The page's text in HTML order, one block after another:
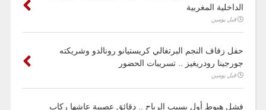
الداخلية المغربية
قبل يومين
حفل زفاف النجم البرتغالي كريستيانو رونالدو وشريكته
جورجينا رودريغيز .. تسريبات الحضور
قبل يومين
فشل هبوط أول بسبب الرياح .. دقائق عصيبة عاشها ركاب